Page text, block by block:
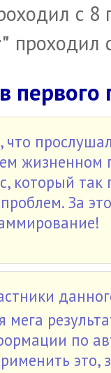
с 8
проходил
первого
что
жизненном
который
За
мега
по